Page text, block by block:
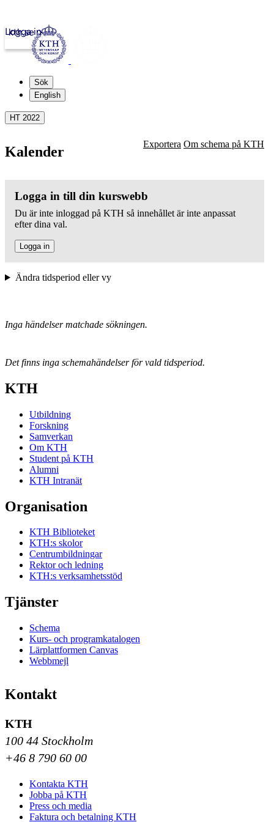
kth.se
Logga in
Sök
English
HT 2022
Kalender Exportera Om schema på KTH
Logga in till din kurswebb
Du är inte inloggad på KTH så innehållet är inte anpassat
efter dina val.
Logga in
Ändra tidsperiod eller vy
Inga händelser matchade sökningen.
Det finns inga schemahändelser för vald tidsperiod.
KTH
Utbildning
Forskning
Samverkan
Om KTH
Student på KTH
Alumni
KTH Intranät
Organisation
KTH Biblioteket
KTH:s skolor
Centrumbildningar
Rektor och ledning
KTH:s verksamhetsstöd
Tjänster
Schema
Kurs- och programkatalogen
Lärplattformen Canvas
Webbmejl
Kontakt
KTH
100 44 Stockholm
+46 8 790 60 00
Kontakta KTH
Jobba på KTH
Press och media
Faktura och betalning KTH